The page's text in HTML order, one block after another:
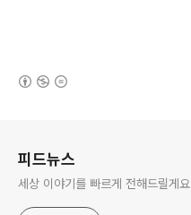
피드뉴스
세상 이야기를 빠르게 전해드릴게요